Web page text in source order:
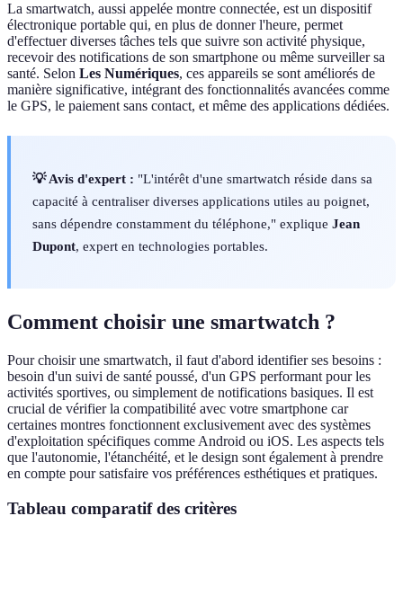
La smartwatch, aussi appelée montre connectée, est un dispositif
électronique portable qui, en plus de donner l'heure, permet
d'effectuer diverses tâches tels que suivre son activité physique,
recevoir des notifications de son smartphone ou même surveiller sa
santé. Selon Les Numériques, ces appareils se sont améliorés de
manière significative, intégrant des fonctionnalités avancées comme
le GPS, le paiement sans contact, et même des applications dédiées.
💡 Avis d'expert : "L'intérêt d'une smartwatch réside dans sa
capacité à centraliser diverses applications utiles au poignet,
sans dépendre constamment du téléphone," explique Jean
Dupont, expert en technologies portables.
Comment choisir une smartwatch ?
Pour choisir une smartwatch, il faut d'abord identifier ses besoins :
besoin d'un suivi de santé poussé, d'un GPS performant pour les
activités sportives, ou simplement de notifications basiques. Il est
crucial de vérifier la compatibilité avec votre smartphone car
certaines montres fonctionnent exclusivement avec des systèmes
d'exploitation spécifiques comme Android ou iOS. Les aspects tels
que l'autonomie, l'étanchéité, et le design sont également à prendre
en compte pour satisfaire vos préférences esthétiques et pratiques.
Tableau comparatif des critères